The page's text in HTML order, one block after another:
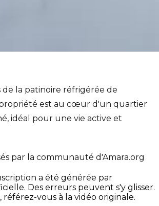
la patinoire réfrigérée de
est au cœur d'un quartier
idéal pour une vie active et
par la communauté d'Amara.org
a été générée par
Des erreurs peuvent s'y glisser.
référez-vous à la vidéo originale.